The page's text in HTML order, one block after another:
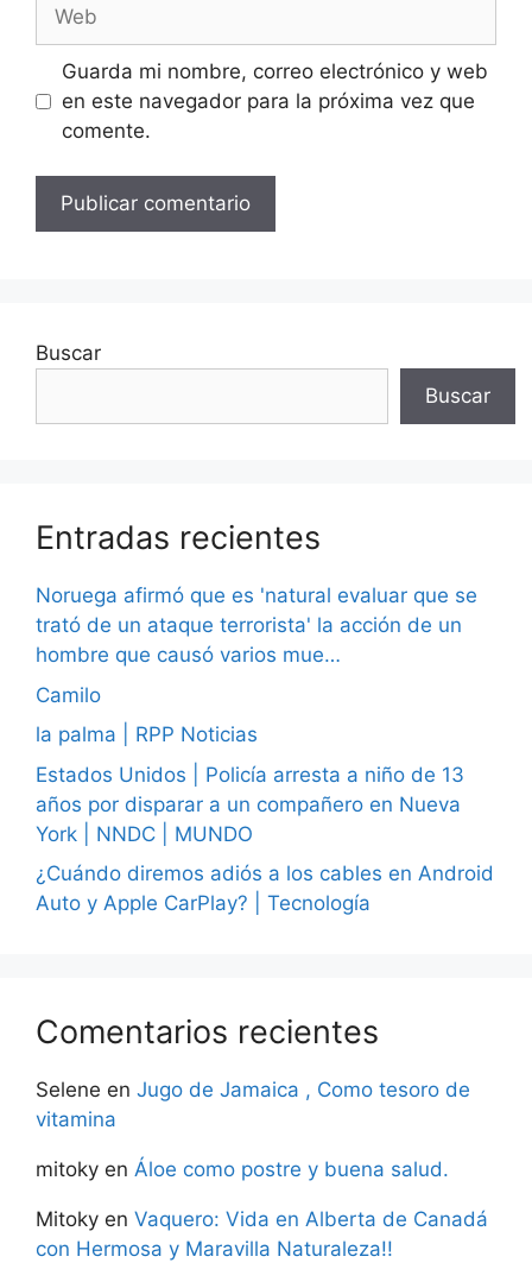
Guarda mi nombre, correo electrónico y web
en este navegador para la próxima vez que
comente.
Buscar
Buscar
Entradas recientes
Noruega afirmó que es 'natural evaluar que se
trató de un ataque terrorista' la acción de un
hombre que causó varios mue…
Camilo
la palma | RPP Noticias
Estados Unidos | Policía arresta a niño de 13
años por disparar a un compañero en Nueva
York | NNDC | MUNDO
¿Cuándo diremos adiós a los cables en Android
Auto y Apple CarPlay? | Tecnología
Comentarios recientes
Selene en Jugo de Jamaica , Como tesoro de
vitamina
mitoky en Áloe como postre y buena salud.
Mitoky en Vaquero: Vida en Alberta de Canadá
con Hermosa y Maravilla Naturaleza!!